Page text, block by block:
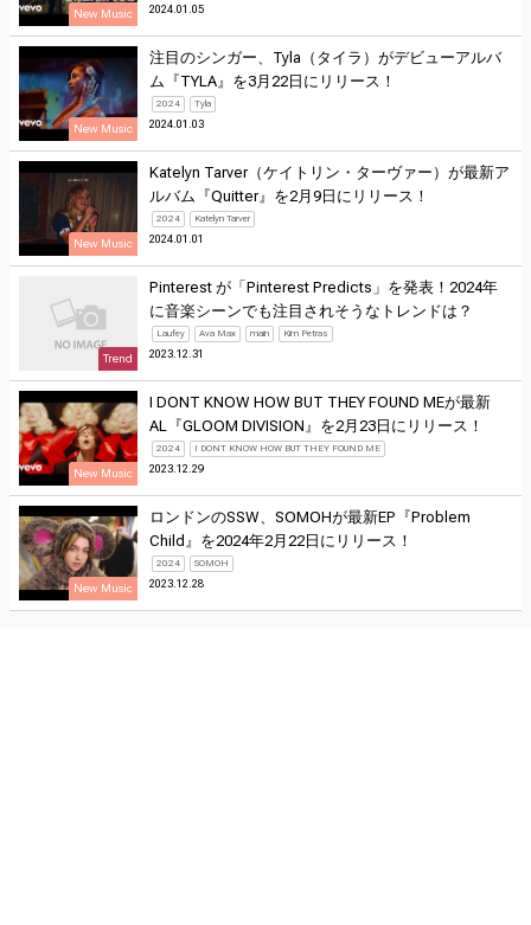
New Music 2024.01.05
New Music
注目のシンガー、Tyla（タイラ）がデビューアルバ
ム『TYLA』を3月22日にリリース！
2024 Tyla
2024.01.03
New Music
Katelyn Tarver（ケイトリン・ターヴァー）が最新ア
ルバム『Quitter』を2月9日にリリース！
2024 Katelyn Tarver
2024.01.01
Trend
Pinterest が「Pinterest Predicts」を発表！2024年
に音楽シーンでも注目されそうなトレンドは？
Laufey Ava Max main Kim Petras
2023.12.31
New Music
I DONT KNOW HOW BUT THEY FOUND MEが最新
AL『GLOOM DIVISION』を2月23日にリリース！
2024 I DONT KNOW HOW BUT THEY FOUND ME
2023.12.29
New Music
ロンドンのSSW、SOMOHが最新EP『Problem
Child』を2024年2月22日にリリース！
2024 SOMOH
2023.12.28